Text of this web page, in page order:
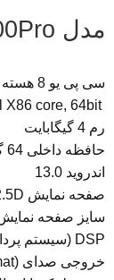
مدل C700Pro :
سی پی یو 8 هسته ای intel
Spreadtrum SC9853I 1.8Ghz , Intel X86 core, 64bit
رم 4 گیگابایت
حافظه داخلی 64 گیگابایت
اندروید 13.0
صفحه نمایش IPS+2.5D
سایز صفحه نمایش ۹”
DSP (سیستم پردازش صدای دیجیتال)
خروجی صدای (S/PDIF (Sony Philips Digital Interface Format